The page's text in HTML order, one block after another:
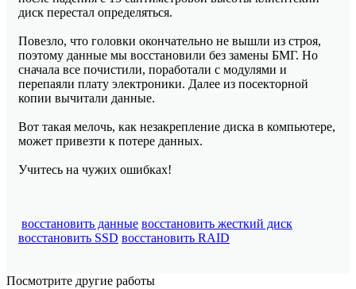
диск перестал определяться.
Повезло, что головки окончательно не вышли из строя,
поэтому данные мы восстановили без замены БМГ. Но
сначала все почистили, поработали с модулями и
перепаяли плату электроники. Далее из посекторной
копии вычитали данные.
Вот такая мелочь, как незакрепление диска в компьютере,
может привезти к потере данных.
Учитесь на чужих ошибках!
восстановить данные восстановить жесткий диск
восстановить SSD восстановить RAID
Посмотрите другие работы